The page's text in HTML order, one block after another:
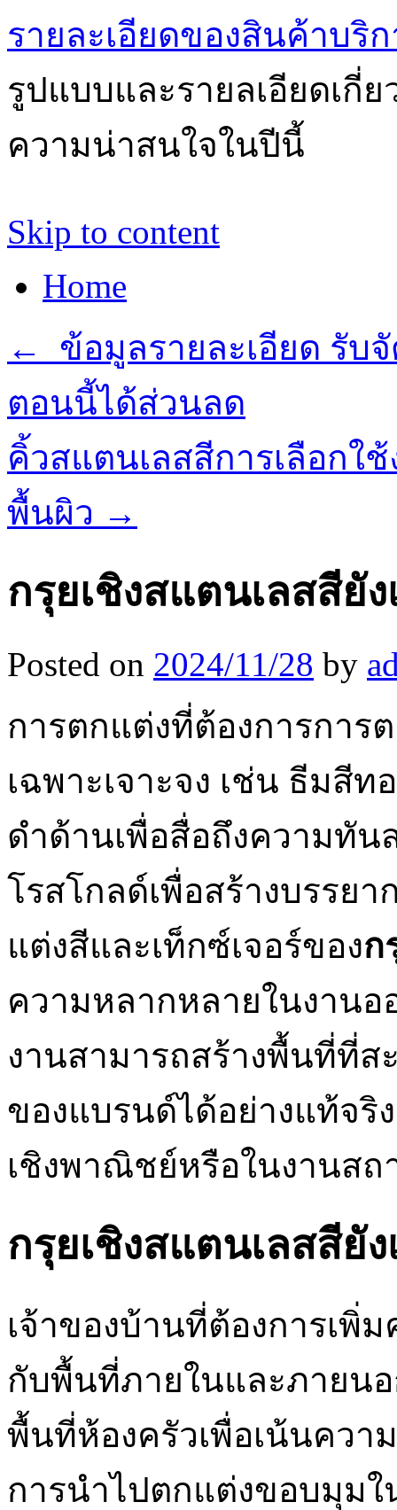
รายละเอียดของสินค้าบ
รูปแบบและรายลเอียดเกี่
ความน่าสนใจในปีนี้
Skip to content
Home
←
ข้อมูลรายละเอียด รับ
ตอนนี้ได้ส่วนลด
คิ้วสแตนเลสสีการเลือกใ
พื้นผิว →
กรุยเชิงสแตนเลสสียั
Posted on 2024/11/28 by
การตกแต่งที่ต้องการกา
เฉพาะเจาะจง เช่น ธีมสี
ดำด้านเพื่อสื่อถึงความทั
โรสโกลด์เพื่อสร้างบรรย
แต่งสีและเท็กซ์เจอร์ของก
ความหลากหลายในงานอ
งานสามารถสร้างพื้นที่ที่
ของแบรนด์ได้อย่างแท้จริ
เชิงพาณิชย์หรือในงานส
กรุยเชิงสแตนเลสสียั
เจ้าของบ้านที่ต้องการเพิ่
กับพื้นที่ภายในและภายน
พื้นที่ห้องครัวเพื่อเน้นคว
การนำไปตกแต่งขอบมุมใ